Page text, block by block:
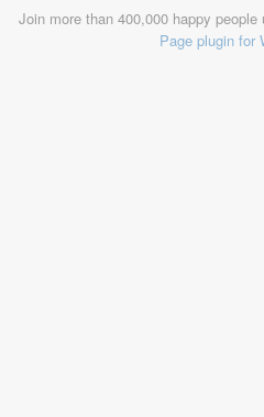
Join more than 400,000 happy people
Page plugin for